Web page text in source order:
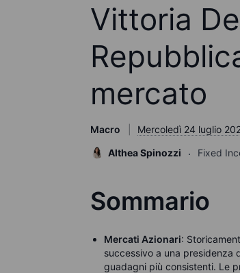
Vittoria
mercato
Macro
Mercoledì 24 luglio
Althea Spinozzi
Fixed
Sommario
Mercati Azionari:
successivo a una presidenza
guadagni più consistenti. Le